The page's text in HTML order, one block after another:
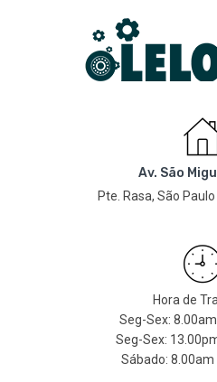
Av. São
Pte. Rasa, São
Hora de
Seg-Sex:
Seg-Sex:
Sábado: